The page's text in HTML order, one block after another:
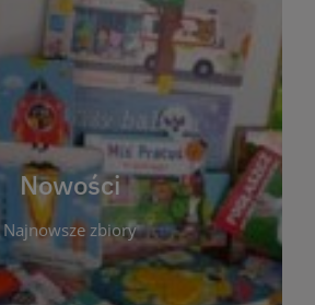
Nowości
Najnowsze zbiory
najnowsze książki,
filmy, które właśnie trafiły do
Biblioteki Publicznej w
Regularnie aktualizujemy listę,
na bieżąco odkrywać świeże
premiery wydawnicze. Każda
jest krótkim opisem i
w katalogu. Zachęcamy
– nowości pojawiają się